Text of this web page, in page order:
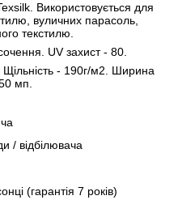
Використовується для
вуличних парасоль,
текстилю.
UV захист - 80.
- 190г/м2. Ширина
мп.
/ відбілювача
(гарантія 7 років)